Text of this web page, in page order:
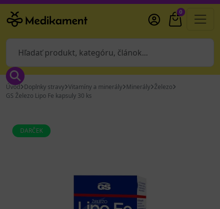
0
Úvod Doplnky stravy Vitamíny a minerály Minerály Železo
GS Železo Lipo Fe kapsuly 30 ks
DARČEK